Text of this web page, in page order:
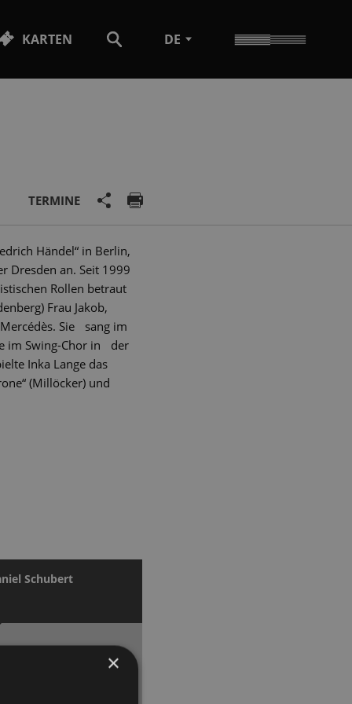
KARTEN DE
TERMINE
Händel“ in Berlin,
Dresden an. Seit 1999
Rollen betraut
Frau Jakob,
Mercédès. Sie sang im
im Swing-Chor in der
Inka Lange das
(Millöcker) und
Schubert
×